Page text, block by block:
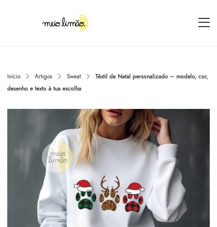
Início Artigos Sweat
Têxtil de Natal personalizado – modelo, cor,
desenho e texto à tua escolha